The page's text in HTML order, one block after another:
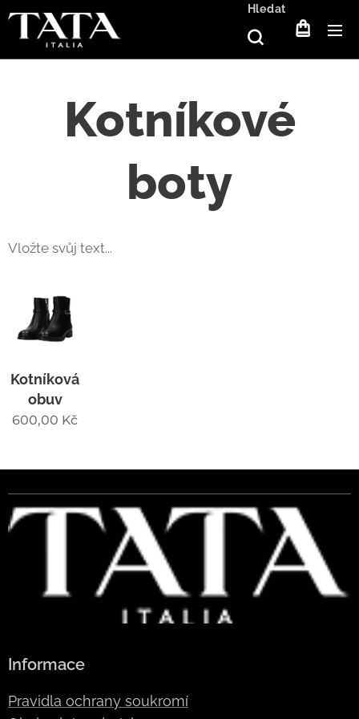
Hledat
Kotníkové
boty
Vložte svůj text...
Kotníková
obuv
600,00 Kč
Informace
Pravidla ochrany soukromí